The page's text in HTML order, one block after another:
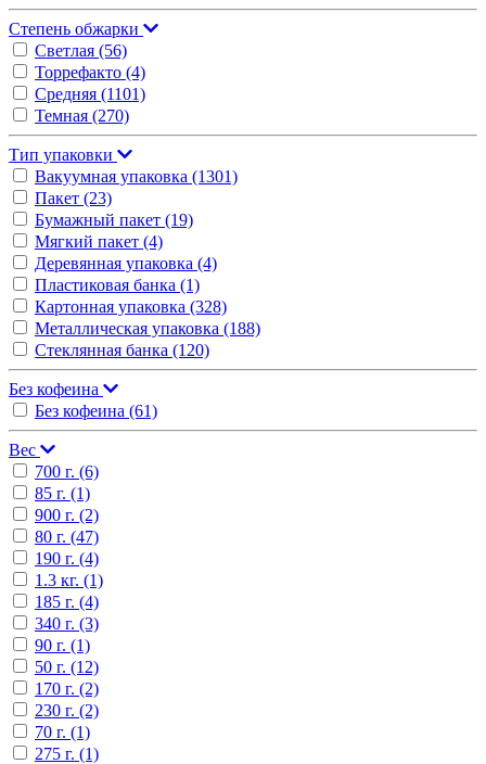
Степень обжарки
Светлая (56)
Торрефакто (4)
Средняя (1101)
Темная (270)
Тип упаковки
Вакуумная упаковка (1301)
Пакет (23)
Бумажный пакет (19)
Мягкий пакет (4)
Деревянная упаковка (4)
Пластиковая банка (1)
Картонная упаковка (328)
Металлическая упаковка (188)
Стеклянная банка (120)
Без кофеина
Без кофеина (61)
Вес
700 г. (6)
85 г. (1)
900 г. (2)
80 г. (47)
190 г. (4)
1.3 кг. (1)
185 г. (4)
340 г. (3)
90 г. (1)
50 г. (12)
170 г. (2)
230 г. (2)
70 г. (1)
275 г. (1)